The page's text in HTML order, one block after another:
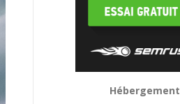
Hébergement